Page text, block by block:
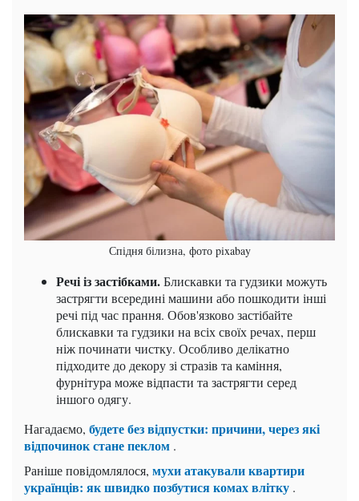
Спідня білизна, фото pixabay
Речі із застібками.Блискавки та гудзики можуть
застрягти всередині машини або пошкодити інші
речі під час прання. Обов'язково застібайте
блискавки та гудзики на всіх своїх речах, перш
ніж починати чистку. Особливо делікатно
підходите до декору зі стразів та каміння,
фурнітура може відпасти та застрягти серед
іншого одягу.
Нагадаємо, будете без відпустки: причини, через які
відпочинок стане пеклом .
Раніше повідомлялося, мухи атакували квартири
українців: як швидко позбутися комах влітку .